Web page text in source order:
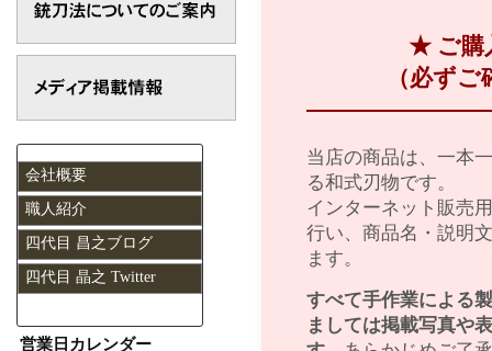
★ ご購
（必ず
当店の商品は、一本
る和式刃物です。
インターネット販売
行い、商品名・説明
ます。
すべて手作業による
ましては掲載写真や
会社概要
職人紹介
四代目 昌之ブログ
四代目 晶之 Twitter
営業日カレンダー